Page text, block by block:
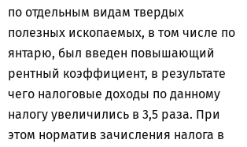
по отдельным видам твердых
полезных ископаемых, в том числе по
янтарю, был введен повышающий
рентный коэффициент, в результате
чего налоговые доходы по данному
налогу увеличились в 3,5 раза. При
этом норматив зачисления налога в